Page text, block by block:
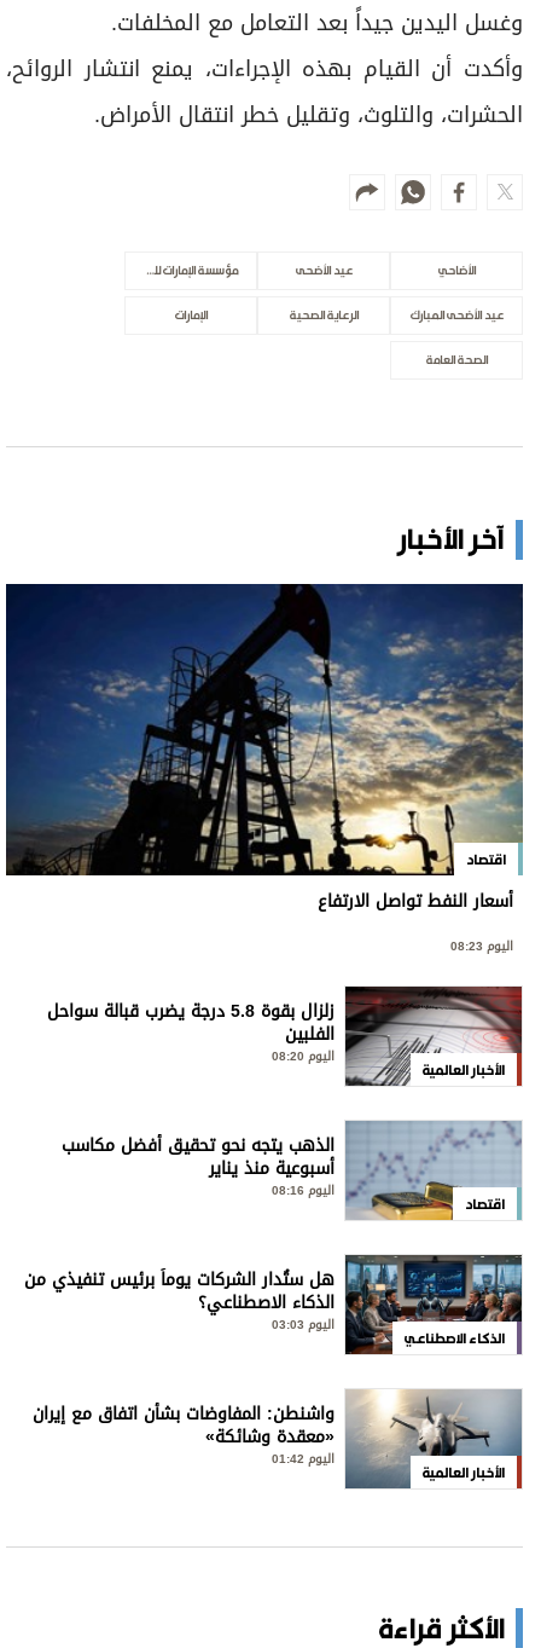
وﻏﺴﻞ اﻟﻴﺪﻳﻦ ﺟﻴﺪاً ﺑﻌﺪ اﻟﺘﻌﺎﻣﻞ ﻣﻊ اﻟﻤﺨﻠﻔﺎت.
وأكدت أن القيام بهذه الإجراءات، يمنع اﻧﺘﺸﺎر اﻟﺮواﺋﺢ،
اﻟﺤﺸﺮات، واﻟﺘﻠﻮث، وﺗﻘﻠﻴﻞ ﺧﻄﺮ اﻧﺘﻘﺎل اﻷﻣﺮاض.
الأضاحي عيد الأضحى مؤسسة الإمارات للخدمات الصحية
عيد الأضحى المبارك الرعاية الصحية الإمارات
الصحة العامة
آخر الأخبار
اقتصاد
أسعار النفط تواصل الارتفاع
اليوم 08:23
الأخبار العالمية
زلزال بقوة 5.8 درجة يضرب قبالة سواحل
الفلبين
اليوم 08:20
اقتصاد
الذهب يتجه نحو تحقيق أفضل مكاسب
أسبوعية منذ يناير
اليوم 08:16
الذكاء الاصطناعي
هل ستُدار الشركات يوماً برئيس تنفيذي من
الذكاء الاصطناعي؟
اليوم 03:03
الأخبار العالمية
واشنطن: المفاوضات بشأن اتفاق مع إيران
«معقدة وشائكة»
اليوم 01:42
الأكثر قراءة